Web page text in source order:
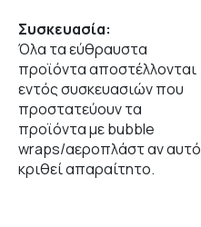
Συσκευασία:
Όλα τα εύθραυστα
προϊόντα αποστέλλονται
εντός συσκευασιών που
προστατεύουν τα
προϊόντα με bubble
wraps/αεροπλάστ αν αυτό
κριθεί απαραίτητο.